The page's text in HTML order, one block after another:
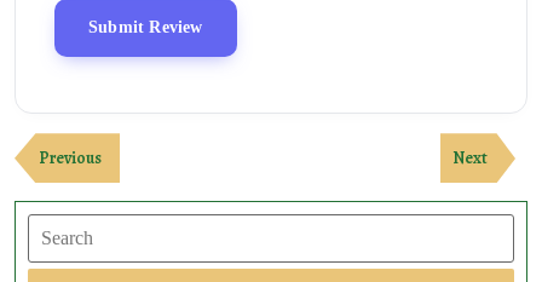
Post
navigation
Previous
Post
Previous
Next
Post
Next
Search